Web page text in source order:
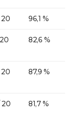
20 96,1 %
82,6 %
20 87,9 %
20 81,7 %